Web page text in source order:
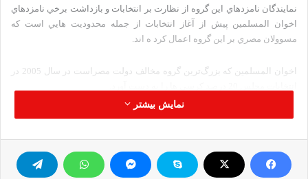
نمايندگان نامزدهاي اين گروه از نظارت بر انتخابات و بازداشت برخي نامزدهاي
اخوان المسلمين پيش از آغاز انتخابات از جمله محدوديت هايي است که
مسوولان مصري بر اين گروه اعمال کرد ه اند.
اخوان المسلمين که بزرگ‌ترين گروه مخالف دولت مصراست در سال 2005 در
کپی آدرس
نمایش بیشتر